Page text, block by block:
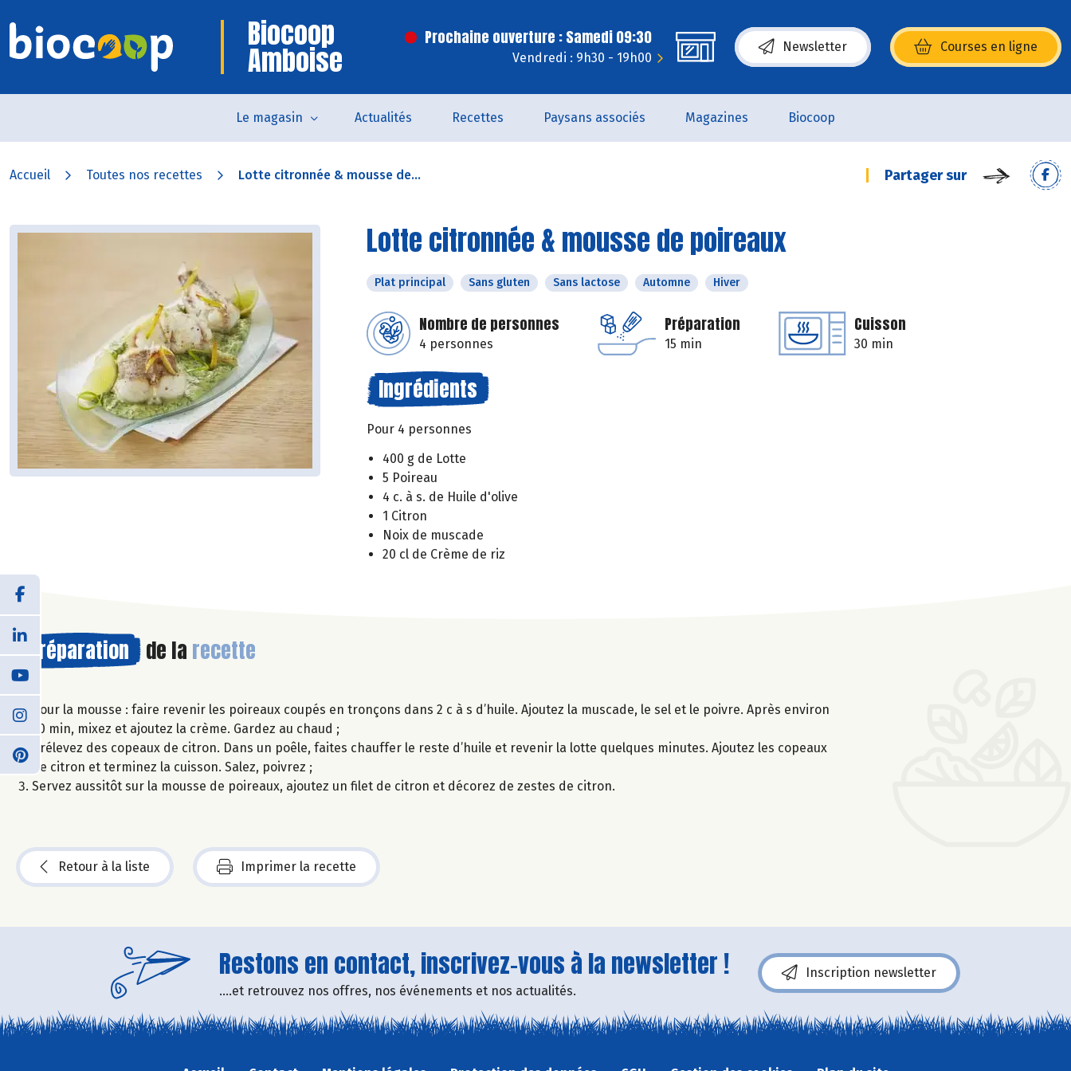
Biocoop
Amboise
Prochaine ouverture : Samedi 09:30
Vendredi : 9h30 - 19h00
Newsletter Courses en ligne
(s’ouvre dans une nouvelle fenêtre)
Le magasin Actualités Recettes Paysans associés Magazines Biocoop
Accueil Toutes nos recettes Lotte citronnée & mousse de... Partager sur
Lotte citronnée & mousse de poireaux
Plat principal Sans gluten Sans lactose Automne Hiver
Nombre de personnes
4 personnes
Préparation
15 min
Cuisson
30 min
Ingrédients
Pour 4 personnes
400 g de Lotte
5 Poireau
4 c. à s. de Huile d'olive
1 Citron
Noix de muscade
20 cl de Crème de riz
Préparation de la recette
Pour la mousse : faire revenir les poireaux coupés en tronçons dans 2 c à s d’huile. Ajoutez la muscade, le sel et le poivre. Après environ
20 min, mixez et ajoutez la crème. Gardez au chaud ;
Prélevez des copeaux de citron. Dans un poêle, faites chauffer le reste d’huile et revenir la lotte quelques minutes. Ajoutez les copeaux
de citron et terminez la cuisson. Salez, poivrez ;
Servez aussitôt sur la mousse de poireaux, ajoutez un filet de citron et décorez de zestes de citron.
Retour à la liste Imprimer la recette
Restons en contact, inscrivez-vous à la newsletter !
....et retrouvez nos offres, nos événements et nos actualités.
Inscription newsletter